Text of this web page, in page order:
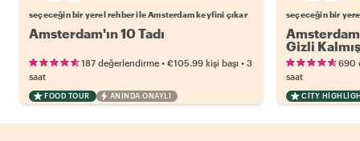
seçeceğin bir yerel rehber ile Amsterdam keyfini çıkar
Amsterdam'ın 10 Tadı
187 değerlendirme • €105.99 kişi başı • 3
saat
FOOD TOUR ANINDA ONAYLI
seçeceğin bir
Gizli
690
saat
CITY